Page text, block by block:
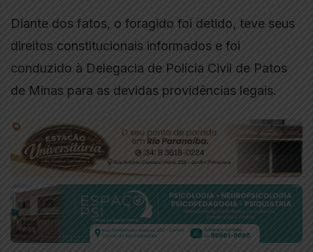
Diante dos fatos, o foragido foi detido, teve seus
direitos constitucionais informados e foi
conduzido à Delegacia de Polícia Civil de Patos
de Minas para as devidas providências legais.